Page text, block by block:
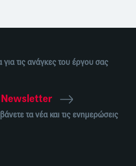
για τις ανάγκες του έργου σας
τα νέα και τις ενημερώσεις